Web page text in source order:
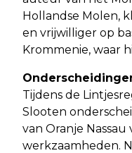
Hollandse Molen,
en vrijwilliger op
Krommenie, waar
Tijdens de
Slooten
van Oranje
werkzaamheden.